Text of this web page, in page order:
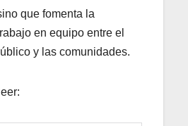
que fomenta la
en equipo entre el
y las comunidades.